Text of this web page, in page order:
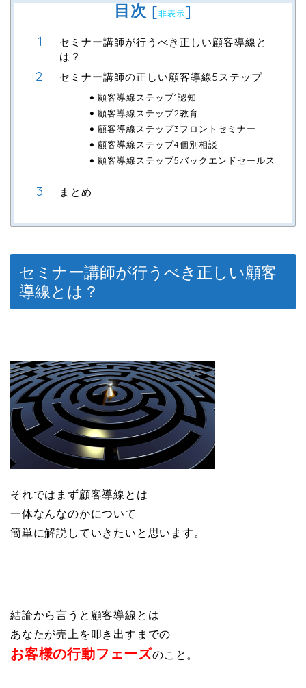
目次 [非表示]
セミナー講師が行うべき正しい顧客導線と
は？
セミナー講師の正しい顧客導線5ステップ
顧客導線ステップ1認知
顧客導線ステップ2教育
顧客導線ステップ3フロントセミナー
顧客導線ステップ4個別相談
顧客導線ステップ5バックエンドセールス
まとめ
セミナー講師が行うべき正しい顧客
導線とは？
それではまず顧客導線とは
一体なんなのかについて
簡単に解説していきたいと思います。
結論から言うと顧客導線とは
あなたが売上を叩き出すまでの
お客様の行動フェーズのこと。